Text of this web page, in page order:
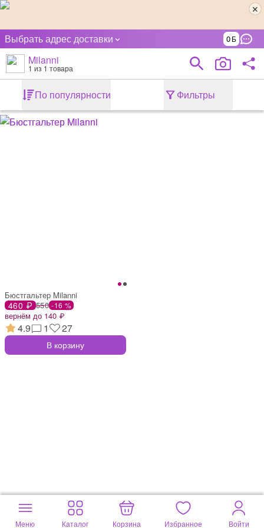
Выбрать адрес доставки 0
Milanni
1 из 1 товара
По популярности Фильтры
Бюстгальтер Milanni
460 ₽ 550 -16 %
вернём до 140 ₽
4.9 1 27
В корзину
Меню Каталог Корзина Избранное Войти